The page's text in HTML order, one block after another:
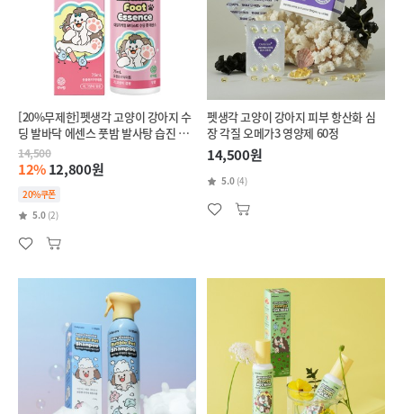
[20%무제한]펫생각 고양이 강아지 수
딩 발바닥 에센스 풋밤 발사탕 습진 갈
라짐 75ml
14,500
12%12,800원
20%쿠폰
5.0 (2)
펫생각 고양이 강아지 피부 항산화 심
장 각질 오메가3 영양제 60정
14,500원
5.0 (4)